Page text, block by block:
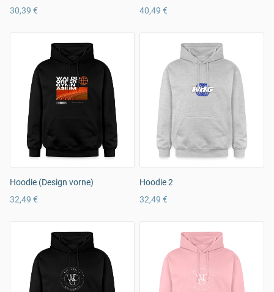
30,39 € 40,49 €
Hoodie (Design vorne)
32,49 €
Hoodie 2
32,49 €